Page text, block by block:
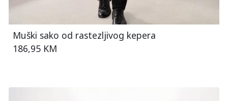
Muški sako od rastezljivog kepera
186,95 KM